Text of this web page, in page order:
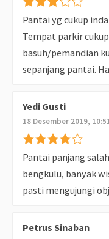
Pantai yg cukup
Tempat parkir
basuh/pemandian
sepanjang pantai.
Yedi Gusti
18 Desember 2019,
Pantai panjang
bengkulu, banyak
pasti mengujungi
Petrus Sinaban